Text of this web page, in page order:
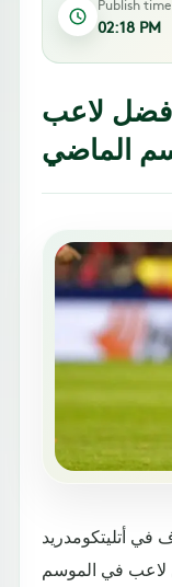
Publish time
02:18 PM
لاعب
الماضي
في أتليتكومدريد
لاعب في الموسم